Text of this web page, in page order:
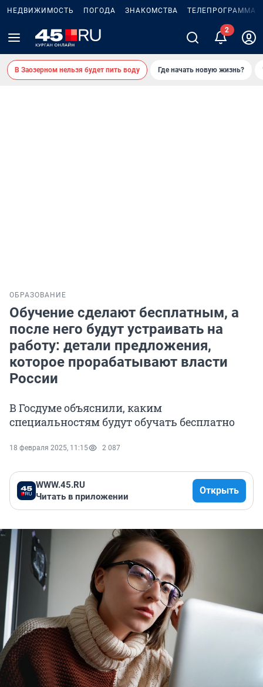
НЕДВИЖИМОСТЬ ПОГОДА ЗНАКОМСТВА ТЕЛЕПРОГРАММА
В Заозерном нельзя будет пить воду Где начать новую жизнь?
ОБРАЗОВАНИЕ
Обучение сделают бесплатным, а
после него будут устраивать на
работу: детали предложения,
которое прорабатывают власти
России
В Госдуме объяснили, каким
специальностям будут обучать бесплатно
18 февраля 2025, 11:15 2 087
WWW.45.RU
Читать в приложении
Открыть